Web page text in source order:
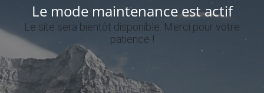
Le mode maintenance est actif
Le site sera bientôt disponible. Merci pour votre
patience !